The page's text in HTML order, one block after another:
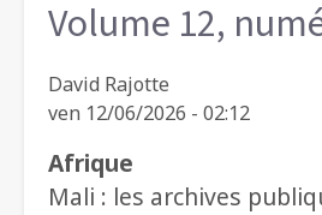
Volume 12,
David Rajotte
ven 12/06/2026 - 02:12
Afrique
Mali : les archives